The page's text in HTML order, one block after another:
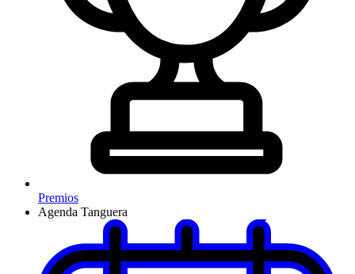
Premios
Agenda Tanguera